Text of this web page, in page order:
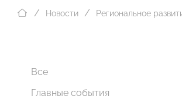
Новости Региональное
Все
Главные события